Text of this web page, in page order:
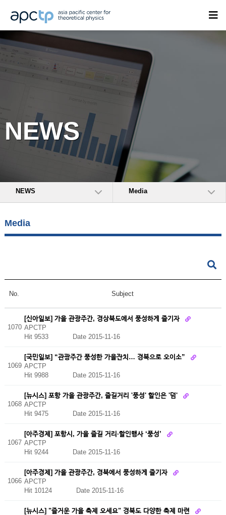
NEWS
NEWS Media
Media
No. Subject
1070
[신아일보] 가을 관광주간, 경상북도에서 풍성하게 즐기자
APCTP
Hit 9533
Date 2015-11-16
1069
[국민일보] “관광주간 풍성한 가을잔치… 경북으로 오이소”
APCTP
Hit 9988
Date 2015-11-16
1068
[뉴시스] 포항 가을 관광주간, 즐길거리 '풍성' 할인은 '덤'
APCTP
Hit 9475
Date 2015-11-16
1067
[아주경제] 포항시, 가을 즐길 거리·할인행사 ‘풍성’
APCTP
Hit 9244
Date 2015-11-16
1066
[아주경제] 가을 관광주간, 경북에서 풍성하게 즐기자
APCTP
Hit 10124
Date 2015-11-16
[뉴시스] "즐거운 가을 축제 오세요" 경북도 다양한 축제 마련